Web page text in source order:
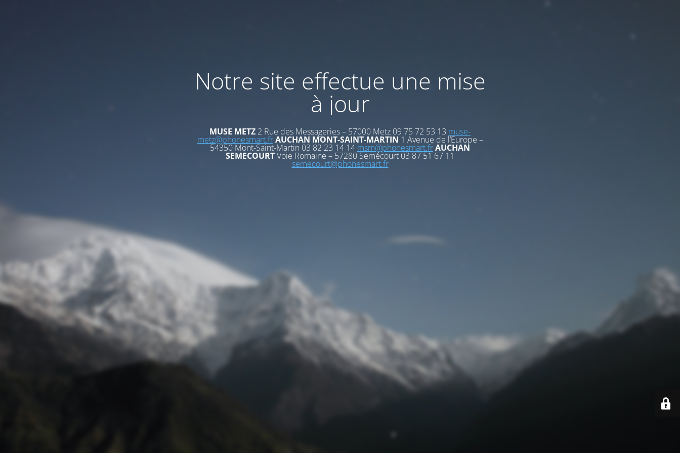
Notre site effectue une mise
à jour
MUSE METZ 2 Rue des Messageries – 57000 Metz 09 75 72 53 13 muse-
metz@phonesmart.fr AUCHAN MONT-SAINT-MARTIN 1 Avenue de l’Europe –
54350 Mont-Saint-Martin 03 82 23 14 14 msm@phonesmart.frAUCHAN
SEMECOURTVoie Romaine – 57280 Semécourt 03 87 51 67 11
semecourt@phonesmart.fr